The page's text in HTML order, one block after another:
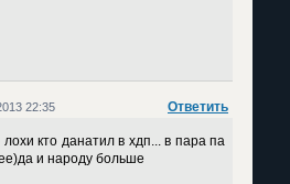
Ответить
22:35
кто данатил в хдп... в пара па
и народу больше